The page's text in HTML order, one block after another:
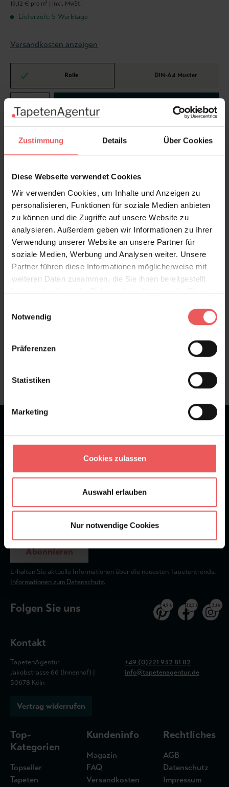
Zustimmung Details Über Cookies
Diese Webseite verwendet Cookies
Wir verwenden Cookies, um Inhalte und Anzeigen zu
personalisieren, Funktionen für soziale Medien anbieten
zu können und die Zugriffe auf unsere Website zu
analysieren. Außerdem geben wir Informationen zu Ihrer
Verwendung unserer Website an unsere Partner für
soziale Medien, Werbung und Analysen weiter. Unsere
Partner führen diese Informationen möglicherweise mit
weiteren Daten zusammen, die Sie ihnen bereitgestellt
haben oder die sie im Rahmen Ihrer Nutzung der Dienste
Notwendig
Präferenzen
Statistiken
Marketing
Cookies zulassen
Auswahl erlauben
Nur notwendige Cookies
19,12 € pro m² | inkl. MwSt.
Lieferzeit: 5 Werktage
Versandkosten anzeigen
Rolle DIN-A4 Muster
Wie viel brauche ich?
Rollen & Mengen berechnen
Produktdetails
Versand & Zahlung
Bewertungen
FAQ Teilen!
Newsletter
Abonnieren
Erhalten Sie aktuelle Informationen über die neuesten Tapetentrends.
Informationen zum Datenschutz.
Folgen Sie uns 4,9 k 32,5 k 3,1 k
Kontakt
TapetenAgentur
Jakobstrasse 66 (Innenhof) |
50678 Köln
+49 (0)221 932 81 82
info@tapetenagentur.de
Vertrag widerrufen
Top-
Kategorien
Topseller
Tapeten
Kundeninfo
Magazin
FAQ
Versandkosten
Rechtliches
AGB
Datenschutz
Impressum